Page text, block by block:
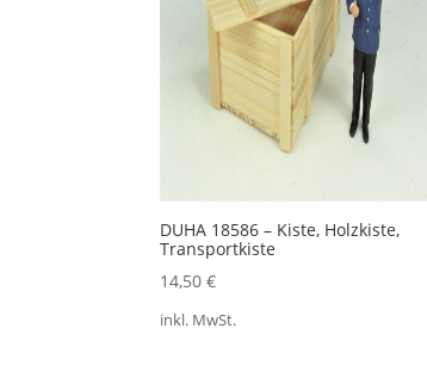
DUHA 18586 – Kiste, Holzkiste,
Transportkiste
14,50€
inkl. MwSt.